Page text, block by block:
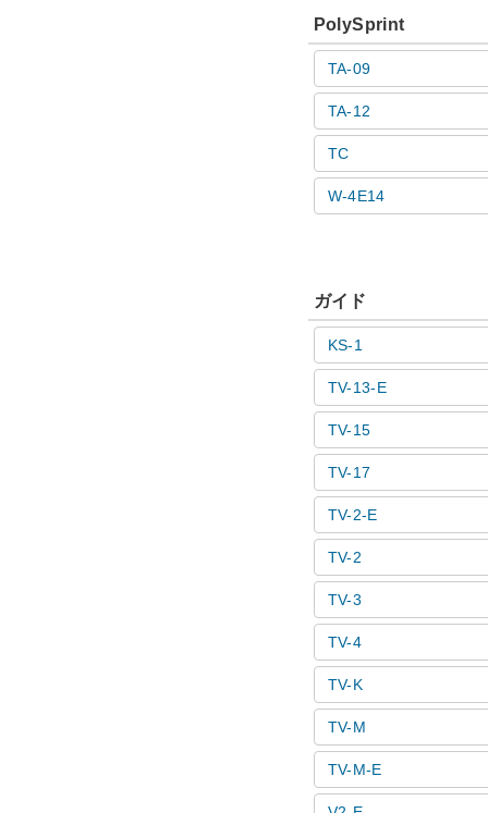
PolySprint
TA-09
TA-12
TC
W-4E14
ガイド
KS-1
TV-13-E
TV-15
TV-17
TV-2-E
TV-2
TV-3
TV-4
TV-K
TV-M
TV-M-E